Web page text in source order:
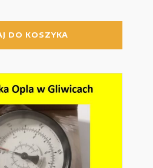
DO KOSZYKA